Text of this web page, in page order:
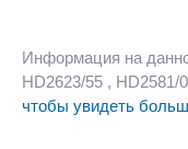
Информация на
HD2623/55 , HD2581/
чтобы увидеть